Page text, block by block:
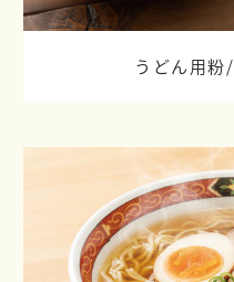
うどん用粉/